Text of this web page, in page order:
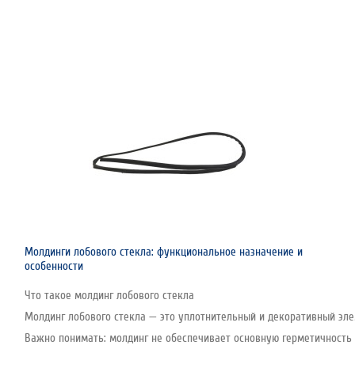
Молдинги лобового стекла: функциональное назначение и
особенности
Что такое молдинг лобового стекла
Молдинг лобового стекла — это уплотнительный и декоративный
Важно понимать: молдинг не обеспечивает основную